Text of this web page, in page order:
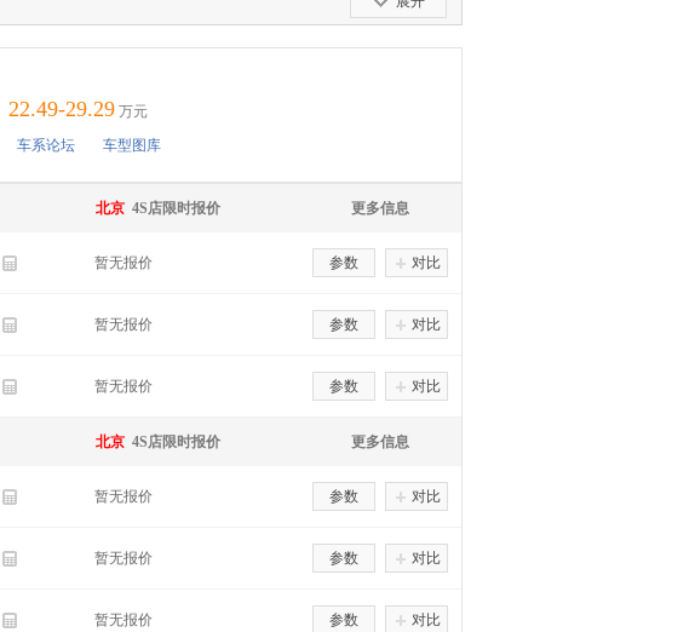
22.49-29.29 万元
车系论坛 车型图库
北京 4S店限时报价 更多信息
暂无报价 参数 对比
暂无报价 参数 对比
暂无报价 参数 对比
北京 4S店限时报价 更多信息
暂无报价 参数 对比
暂无报价 参数 对比
暂无报价 参数 对比